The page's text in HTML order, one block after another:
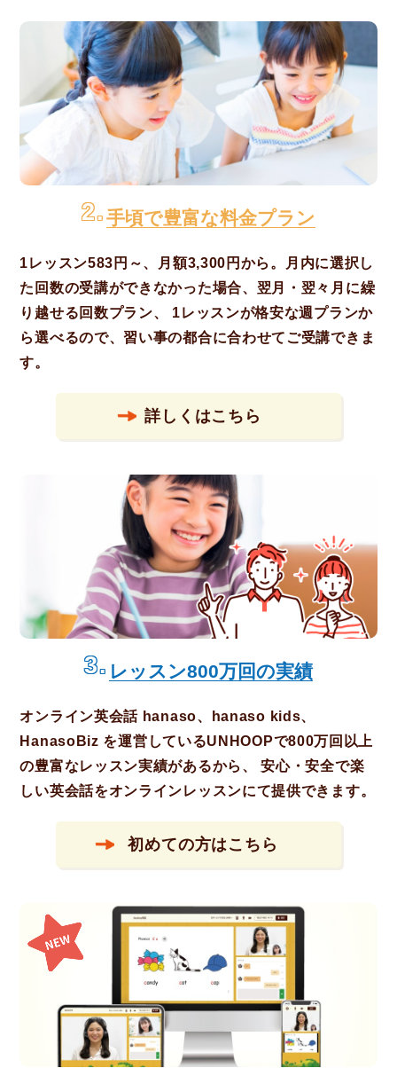
2.手頃で豊富な料金プラン
1レッスン583円～、月額3,300円から。月内に選択し
た回数の受講ができなかった場合、翌月・翌々月に繰
り越せる回数プラン、 1レッスンが格安な週プランか
ら選べるので、習い事の都合に合わせてご受講できま
す。
詳しくはこちら
3. レッスン800万回の実績
オンライン英会話 hanaso、hanaso kids、
HanasoBiz を運営しているUNHOOPで800万回以上
の豊富なレッスン実績があるから、 安心・安全で楽
しい英会話をオンラインレッスンにて提供できます。
初めての方はこちら